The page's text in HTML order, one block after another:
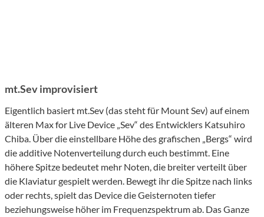
mt.Sev improvisiert
Eigentlich basiert mt.Sev (das steht für Mount Sev) auf einem
älteren Max for Live Device „Sev“ des Entwicklers Katsuhiro
Chiba. Über die einstellbare Höhe des grafischen „Bergs“ wird
die additive Notenverteilung durch euch bestimmt. Eine
höhere Spitze bedeutet mehr Noten, die breiter verteilt über
die Klaviatur gespielt werden. Bewegt ihr die Spitze nach links
oder rechts, spielt das Device die Geisternoten tiefer
beziehungsweise höher im Frequenzspektrum ab. Das Ganze